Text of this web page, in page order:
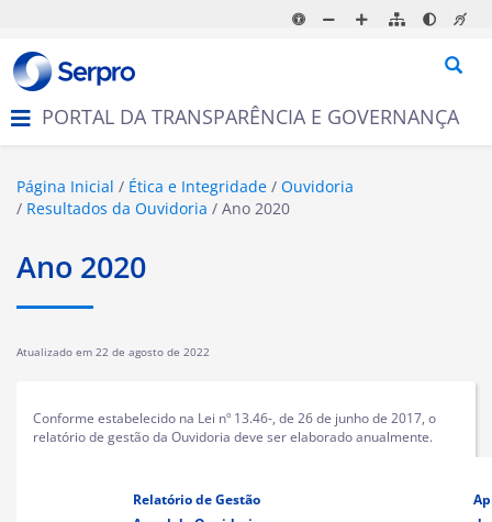
PORTAL DA TRANSPARÊNCIA E GOVERNANÇA
Página Inicial Ética e Integridade
Ouvidoria
Resultados da Ouvidoria
Ano 2020
Ano 2020
Atualizado em 22 de agosto de 2022
Conforme estabelecido na Lei nº 13.46-, de 26 de junho de 2017, o
relatório de gestão da Ouvidoria deve ser elaborado anualmente.
Relatório de Gestão